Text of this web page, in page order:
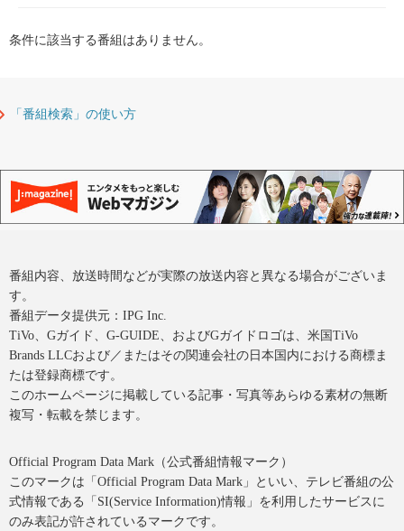
条件に該当する番組はありません。
「番組検索」の使い方
番組内容、放送時間などが実際の放送内容と異なる場合がございま
す。
番組データ提供元：IPG Inc.
TiVo、Gガイド、G-GUIDE、およびGガイドロゴは、米国TiVo
Brands LLCおよび／またはその関連会社の日本国内における商標ま
たは登録商標です。
このホームページに掲載している記事・写真等あらゆる素材の無断
複写・転載を禁じます。
Official Program Data Mark（公式番組情報マーク）
このマークは「Official Program Data Mark」といい、テレビ番組の公
式情報である「SI(Service Information)情報」を利用したサービスに
のみ表記が許されているマークです。